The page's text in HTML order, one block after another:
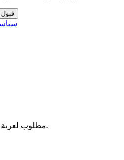
مطلوب لعربة التسوق، الدفع، وميزات الأمان.